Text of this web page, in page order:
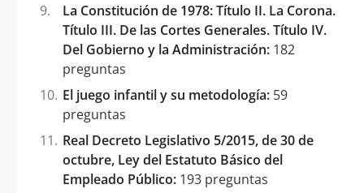
La Constitución de 1978: Título II. La Corona.
Título III. De las Cortes Generales. Título IV.
Del Gobierno y la Administración: 182
preguntas
El juego infantil y su metodología: 59
preguntas
Real Decreto Legislativo 5/2015, de 30 de
octubre, Ley del Estatuto Básico del
Empleado Público: 193 preguntas